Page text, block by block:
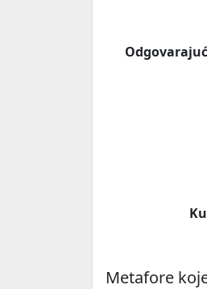
Metafore